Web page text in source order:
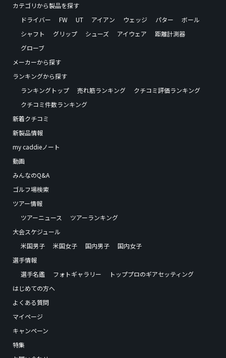
カテゴリから製品を探す
ドライバー
FW UT アイアン ウェッジ パター
ボール
シャフト
グリップ シューズ アイウェア
距離計測器
グローブ
メーカーから探す
ランキングから探す
ランキングトップ
売れ筋ランキング
クチコミ評価ランキング
クチコミ件数ランキング
新着クチコミ
新製品情報
my caddieノート
動画
みんなのQ&A
ゴルフ場検索
ツアー情報
ツアーニュース
ツアーランキング
大会スケジュール
米国男子
米国女子 国内男子
国内女子
選手情報
選手名鑑
フォトギャラリー
トッププロのギアセッティング
はじめての方へ
よくある質問
マイページ
キャンペーン
特集